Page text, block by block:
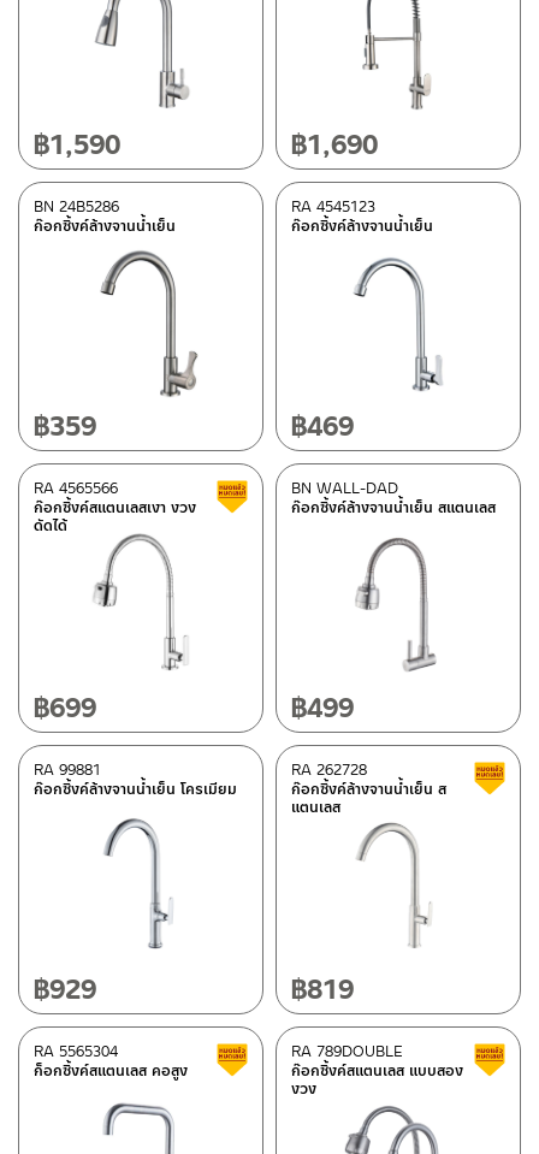
฿1,590 ฿1,690
ก๊อกซิ้งค์ล้างจานน้ำเย็น
BN 24B5286
฿359
ก๊อกซิ้งค์ล้างจานน้ำเย็น
RA 4545123
฿469
ก๊อกซิ้งค์สแตนเลสเงา งวง
ดัดได้
RA 4565566 Clearance sale
฿699
ก๊อกซิ้งค์ล้างจานน้ำเย็น สแตนเลส
BN WALL-DAD
฿499
ก๊อกซิ้งค์ล้างจานน้ำเย็น โครเมียม
RA 99881
฿929
ก๊อกซิ้งค์ล้างจานน้ำเย็น ส
แตนเลส
RA 262728
฿819
ก็อกซิ้งค์สแตนเลส คอสูง
RA 5565304 Clearance sale
ก๊อกซิ้งค์สแตนเลส แบบสอง
งวง
RA 789DOUBLE